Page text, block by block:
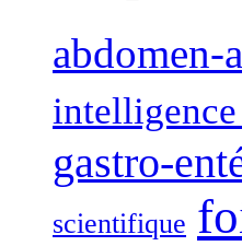
abdomen-
gastro-
scientifique